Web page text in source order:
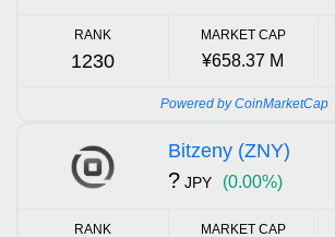
RANK
1230
MARKET CAP
¥658.37 M
Powered by CoinMarketCap
Bitzeny (ZNY)
? JPY (0.00%)
RANK MARKET CAP